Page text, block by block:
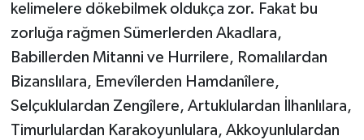
kelimelere dökebilmek oldukça zor. Fakat bu
zorluğa rağmen Sümerlerden Akadlara,
Babillerden Mitanni ve Hurrilere, Romalılardan
Bizanslılara, Emevîlerden Hamdanîlere,
Selçuklulardan Zengîlere, Artuklulardan İlhanlılara,
Timurlulardan Karakoyunlulara, Akkoyunlulardan